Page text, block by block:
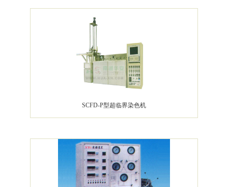
SCFD-P型超临界染色机